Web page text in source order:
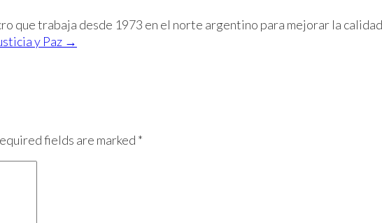
que trabaja desde 1973 en el norte argentino para mejorar la
y Paz →
fields are marked *